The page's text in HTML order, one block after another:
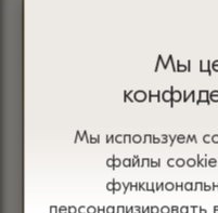
Мы
Мы используем
файлы